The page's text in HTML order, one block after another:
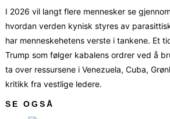
I 2026 vil langt flere mennesker se
hvordan verden kynisk styres av
har menneskehetens verste i tankene. Et
Trump som følger kabalens ordrer ved å
ta over ressursene i Venezuela, Cuba,
kritikk fra vestlige ledere.
SE OGSÅ